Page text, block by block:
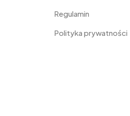
Regulamin
Polityka prywatności